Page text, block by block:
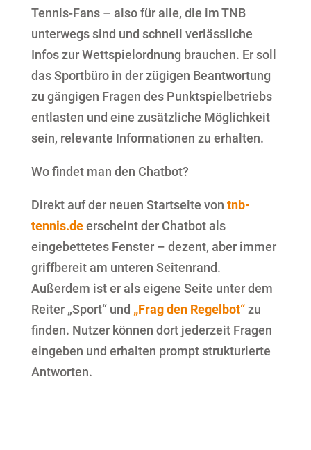
Tennis-Fans – also für alle, die im TNB
unterwegs sind und schnell verlässliche
Infos zur Wettspielordnung brauchen. Er soll
das Sportbüro in der zügigen Beantwortung
zu gängigen Fragen des Punktspielbetriebs
entlasten und eine zusätzliche Möglichkeit
sein, relevante Informationen zu erhalten.
Wo findet man den Chatbot?
Direkt auf der neuen Startseite von tnb-
tennis.deerscheint der Chatbot als
eingebettetes Fenster – dezent, aber immer
griffbereit am unteren Seitenrand.
Außerdem ist er als eigene Seite unter dem
Reiter „Sport“ und „Frag den Regelbot“zu
finden. Nutzer können dort jederzeit Fragen
eingeben und erhalten prompt strukturierte
Antworten.